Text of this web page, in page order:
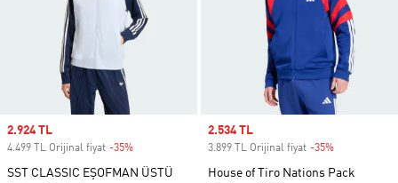
Sale price
2.924 TL
4.499 TL Orijinal fiyat -35%
SST CLASSIC EŞOFMAN ÜSTÜ
Sale price
2.534 TL
3.899 TL Orijinal fiyat -35%
House of Tiro Nations Pack